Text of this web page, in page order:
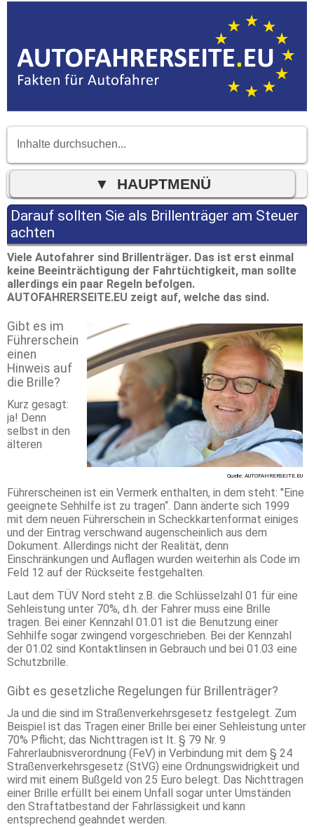
Darauf sollten Sie als Brillenträger am Steuer
achten
Viele Autofahrer sind Brillenträger. Das ist erst einmal
keine Beeinträchtigung der Fahrtüchtigkeit, man sollte
allerdings ein paar Regeln befolgen.
AUTOFAHRERSEITE.EU zeigt auf, welche das sind.
Quelle: AUTOFAHRERSEITE.EU
Gibt es im
Führerschein
einen
Hinweis auf
die Brille?
Kurz gesagt:
ja! Denn
selbst in den
älteren
Führerscheinen ist ein Vermerk enthalten, in dem steht: "Eine
geeignete Sehhilfe ist zu tragen“. Dann änderte sich 1999
mit dem neuen Führerschein in Scheckkartenformat einiges
und der Eintrag verschwand augenscheinlich aus dem
Dokument. Allerdings nicht der Realität, denn
Einschränkungen und Auflagen wurden weiterhin als Code im
Feld 12 auf der Rückseite festgehalten.
Laut dem TÜV Nord steht z.B. die Schlüsselzahl 01 für eine
Sehleistung unter 70%, d.h. der Fahrer muss eine Brille
tragen. Bei einer Kennzahl 01.01 ist die Benutzung einer
Sehhilfe sogar zwingend vorgeschrieben. Bei der Kennzahl
der 01.02 sind Kontaktlinsen in Gebrauch und bei 01.03 eine
Schutzbrille.
Gibt es gesetzliche Regelungen für Brillenträger?
Ja und die sind im Straßenverkehrsgesetz festgelegt. Zum
Beispiel ist das Tragen einer Brille bei einer Sehleistung unter
70% Pflicht; das Nichttragen ist lt. § 79 Nr. 9
Fahrerlaubnisverordnung (FeV) in Verbindung mit dem § 24
Straßenverkehrsgesetz (StVG) eine Ordnungswidrigkeit und
wird mit einem Bußgeld von 25 Euro belegt. Das Nichttragen
einer Brille erfüllt bei einem Unfall sogar unter Umständen
den Straftatbestand der Fahrlässigkeit und kann
entsprechend geahndet werden.